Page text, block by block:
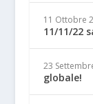
11 Ottobre
11/11/22
23
globale!